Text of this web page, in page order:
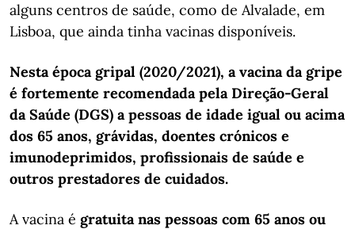
alguns centros de saúde, como de Alvalade, em
Lisboa, que ainda tinha vacinas disponíveis.
Nesta época gripal (2020/2021), a vacina da gripe
é fortemente recomendada pela Direção-Geral
da Saúde (DGS) a pessoas de idade igual ou acima
dos 65 anos, grávidas, doentes crónicos e
imunodeprimidos, profissionais de saúde e
outros prestadores de cuidados.
A vacina é gratuita nas pessoas com 65 anos ou